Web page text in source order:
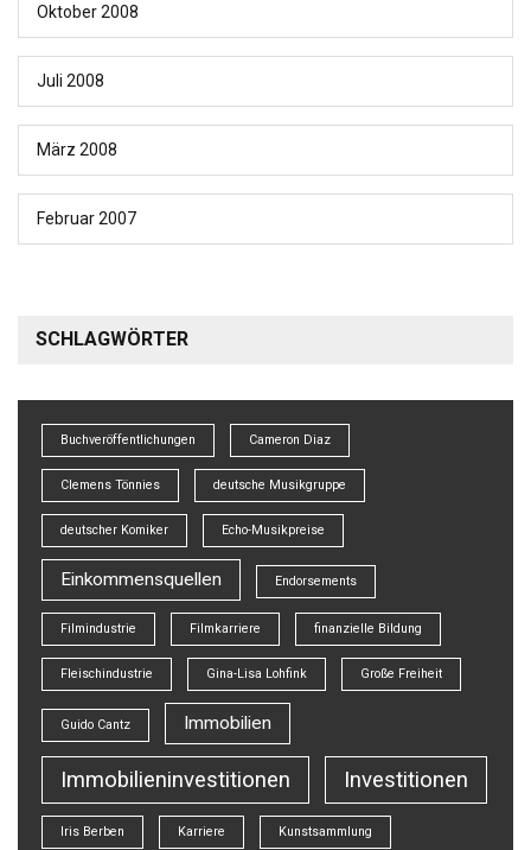
Oktober 2008
Juli 2008
März 2008
Februar 2007
SCHLAGWÖRTER
Buchveröffentlichungen Cameron Diaz
Clemens Tönnies deutsche Musikgruppe
deutscher Komiker Echo-Musikpreise
Einkommensquellen Endorsements
Filmindustrie Filmkarriere finanzielle Bildung
Fleischindustrie Gina-Lisa Lohfink Große Freiheit
Guido Cantz Immobilien
Immobilieninvestitionen Investitionen
Iris Berben Karriere Kunstsammlung